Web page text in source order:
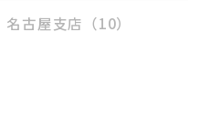
名古屋支店（10）